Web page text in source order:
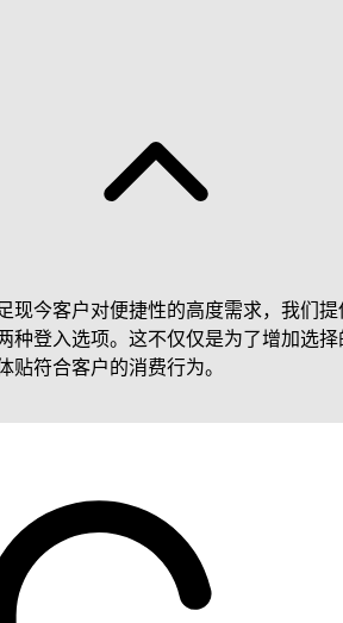
现今客户对便捷性的高度需求，我们提
种登入选项。这不仅仅是为了增加选择
贴符合客户的消费行为。